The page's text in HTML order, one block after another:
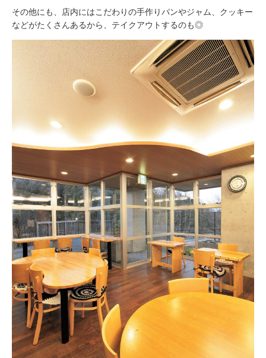
その他にも、店内にはこだわりの手作りパンやジャム、クッキー
などがたくさんあるから、テイクアウトするのも◎